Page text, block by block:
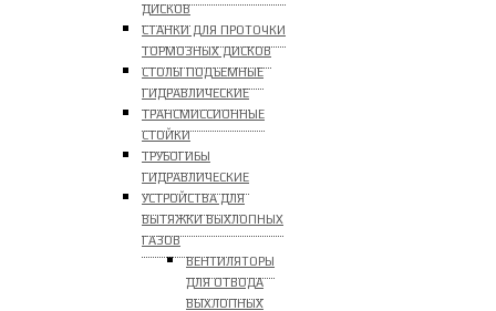
ДИСКОВ
СТАНКИ ДЛЯ ПРОТОЧКИ
ТОРМОЗНЫХ ДИСКОВ
СТОЛЫ ПОДЪЕМНЫЕ
ГИДРАВЛИЧЕСКИЕ
ТРАНСМИССИОННЫЕ
СТОЙКИ
ТРУБОГИБЫ
ГИДРАВЛИЧЕСКИЕ
УСТРОЙСТВА ДЛЯ
ВЫТЯЖКИ ВЫХЛОПНЫХ
ГАЗОВ
ВЕНТИЛЯТОРЫ
ДЛЯ ОТВОДА
ВЫХЛОПНЫХ